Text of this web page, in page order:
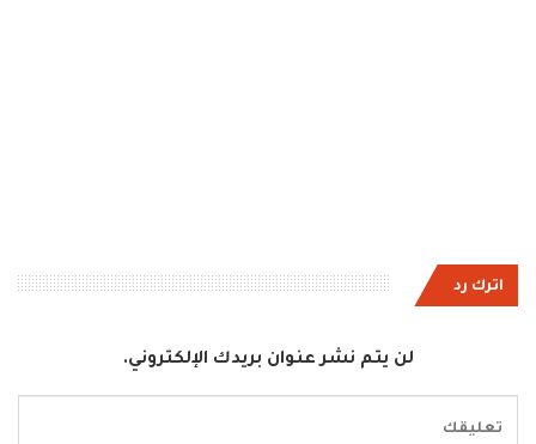
اترك رد
لن يتم نشر عنوان بريدك الإلكتروني.